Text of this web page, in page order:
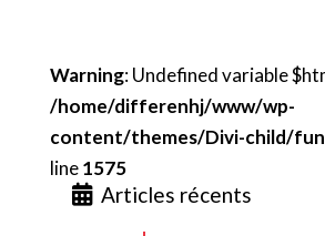
Warning: Undefined variable
/home/differenhj/www/wp-
content/themes/Divi-child/
line1575
Articles récents